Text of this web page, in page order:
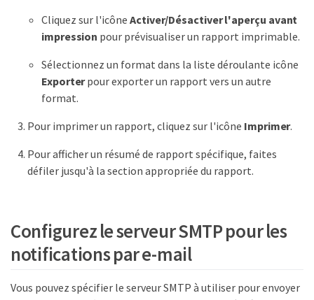
Cliquez sur l'icône Activer/Désactiver l'aperçu avant
impression pour prévisualiser un rapport imprimable.
Sélectionnez un format dans la liste déroulante icône
Exporterpour exporter un rapport vers un autre
format.
Pour imprimer un rapport, cliquez sur l'icône Imprimer.
Pour afficher un résumé de rapport spécifique, faites
défiler jusqu'à la section appropriée du rapport.
Configurez le serveur SMTP pour les
notifications par e-mail
Vous pouvez spécifier le serveur SMTP à utiliser pour envoyer